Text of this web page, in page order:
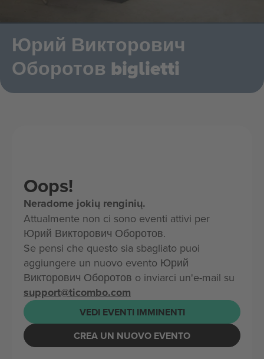
Юрий Викторович
Оборотов biglietti
Oops!
Neradome jokių renginių.
Attualmente non ci sono eventi attivi per
Юрий Викторович Оборотов.
Se pensi che questo sia sbagliato puoi
aggiungere un nuovo evento Юрий
Викторович Оборотов o inviarci un'e-mail su
support@ticombo.com
VEDI EVENTI IMMINENTI
CREA UN NUOVO EVENTO